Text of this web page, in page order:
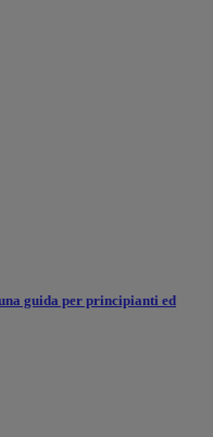
guida per principianti ed